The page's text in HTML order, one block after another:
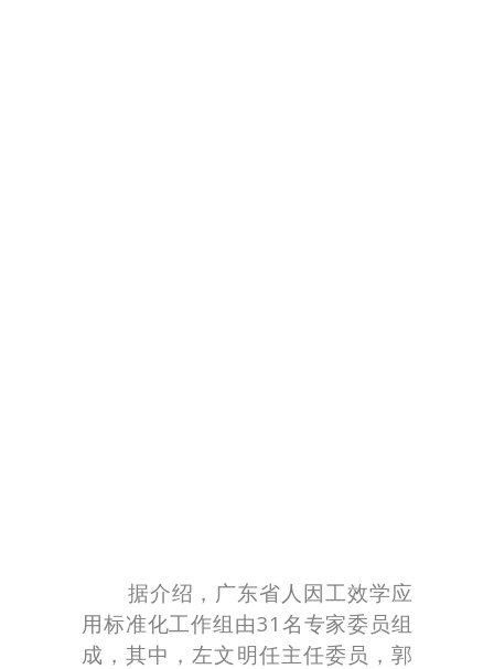
据介绍，广东省人因工效学应
用标准化工作组由31名专家委员组
成，其中，左文明任主任委员，郭